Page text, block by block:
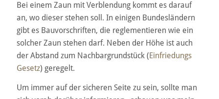
Bei einem Zaun mit Verblendung kommt es darauf
an, wo dieser stehen soll. In einigen Bundesländern
gibt es Bauvorschriften, die reglementieren wie ein
solcher Zaun stehen darf. Neben der Höhe ist auch
der Abstand zum Nachbargrundstück ( Einfriedungs
Gesetz) geregelt.
Um immer auf der sicheren Seite zu sein, sollte man